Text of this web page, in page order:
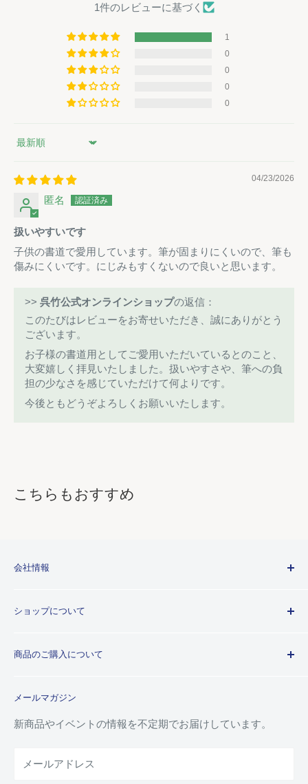
1件のレビューに基づく
1
0
0
0
0
Sort by
04/23/2026
匿名
扱いやすいです
子供の書道で愛用しています。筆が固まりにくいので、筆も
傷みにくいです。にじみもすくないので良いと思います。
>> 呉竹公式オンラインショップの返信：
このたびはレビューをお寄せいただき、誠にありがとう
ございます。
お子様の書道用としてご愛用いただいているとのこと、
大変嬉しく拝見いたしました。扱いやすさや、筆への負
担の少なさを感じていただけて何よりです。
今後ともどうぞよろしくお願いいたします。
こちらもおすすめ
会社情報
歴史
ショップについて
利用規約
商品のご購入について
よくあるご質問
お支払い方法について
納品書(領収書)について
メールマガジン
新商品やイベントの情報を不定期でお届けしています。
メールアドレス